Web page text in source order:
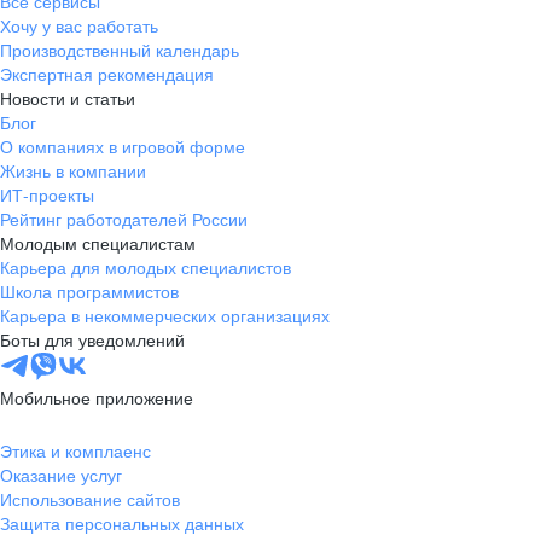
Если документы полностью или частично составлены
на иностранном языке, предоставьте, пожалуйста, заверенный
перевод на русский язык. Также для всех иностранных
поставщиков и подрядчиков нужна справка о резидентстве
с апостилем и перевод — чтобы избежать двойного
налогообложения.
Хочу у вас работать
Производственный календарь
Экспертная рекомендация
Новости и статьи
Блог
О компаниях в игровой форме
Жизнь в компании
ИТ-проекты
Рейтинг работодателей России
Молодым специалистам
Карьера для молодых специалистов
Школа программистов
Карьера в некоммерческих организациях
Боты для уведомлений
Мобильное приложение
Этика и комплаенс
Оказание услуг
Использование сайтов
Защита персональных данных